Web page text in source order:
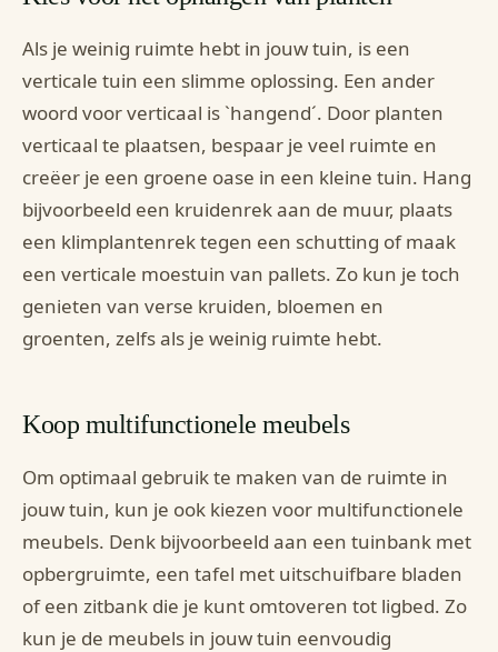
Als je weinig ruimte hebt in jouw tuin, is een
verticale tuin een slimme oplossing. Een ander
woord voor verticaal is `hangend´. Door planten
verticaal te plaatsen, bespaar je veel ruimte en
creëer je een groene oase in een kleine tuin. Hang
bijvoorbeeld een kruidenrek aan de muur, plaats
een klimplantenrek tegen een schutting of maak
een verticale moestuin van pallets. Zo kun je toch
genieten van verse kruiden, bloemen en
groenten, zelfs als je weinig ruimte hebt.
Koop multifunctionele meubels
Om optimaal gebruik te maken van de ruimte in
jouw tuin, kun je ook kiezen voor multifunctionele
meubels. Denk bijvoorbeeld aan een tuinbank met
opbergruimte, een tafel met uitschuifbare bladen
of een zitbank die je kunt omtoveren tot ligbed. Zo
kun je de meubels in jouw tuin eenvoudig